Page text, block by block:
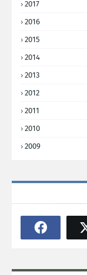
2017
2016
2015
2014
2013
2012
2011
2010
2009